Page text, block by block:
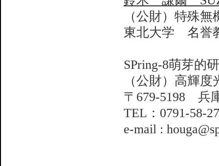
（公財）特殊
東北大学 名誉
SPring-8萌芽的
（公財）高輝
〒679-5198 兵
TEL：0791-58-
e-mail :